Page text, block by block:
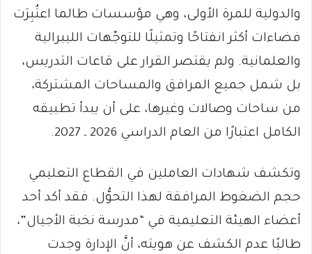
والدولية للمرة الأولى، وهي مؤسسات طالما اعتُبِرَت
فضاءات أكثر انفتاحًا وتمثيلًا للتوجّهات الليبرالية
والعلمانية. ولم يقتصر القرار على قاعات التدريس،
بل شمل جميع المرافق والمساحات المشتركة،
من ساحات وصالات وغيرها، على أن يبدأ تطبيقه
الكامل اعتبارًا من العام الدراسي 2026 ـ 2027.
وتكشف شهادات العاملين في القطاع التعليمي
حجم الضغوط المرافقة لهذا التحوُّل. فقد أكد أحد
أعضاء الهيئة التعليمية في “مدرسة نخبة الأجيال”،
طالبًا عدم الكشف عن هويته، أنَّ الإدارة وجدت